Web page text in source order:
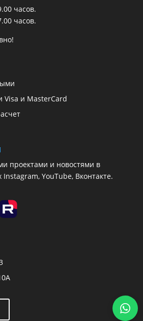
часов.
часов.
Visa и MasterCard
проектами и новостями в
Instagram, YouTube, Вконтакте.